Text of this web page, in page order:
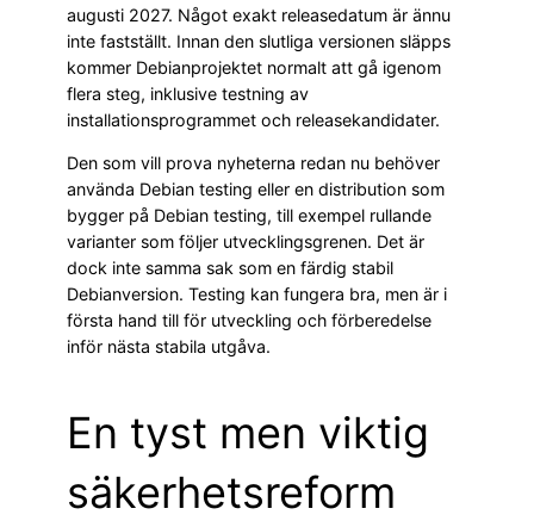
augusti 2027. Något exakt releasedatum är ännu
inte fastställt. Innan den slutliga versionen släpps
kommer Debianprojektet normalt att gå igenom
flera steg, inklusive testning av
installationsprogrammet och releasekandidater.
Den som vill prova nyheterna redan nu behöver
använda Debian testing eller en distribution som
bygger på Debian testing, till exempel rullande
varianter som följer utvecklingsgrenen. Det är
dock inte samma sak som en färdig stabil
Debianversion. Testing kan fungera bra, men är i
första hand till för utveckling och förberedelse
inför nästa stabila utgåva.
En tyst men viktig
säkerhetsreform